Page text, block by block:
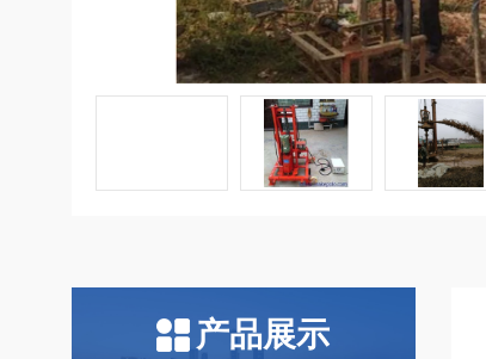
产品展示